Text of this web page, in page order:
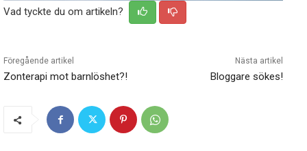
Vad tyckte du om artikeln?
Föregående artikel
Zonterapi mot barnlöshet?!
Nästa artikel
Bloggare sökes!